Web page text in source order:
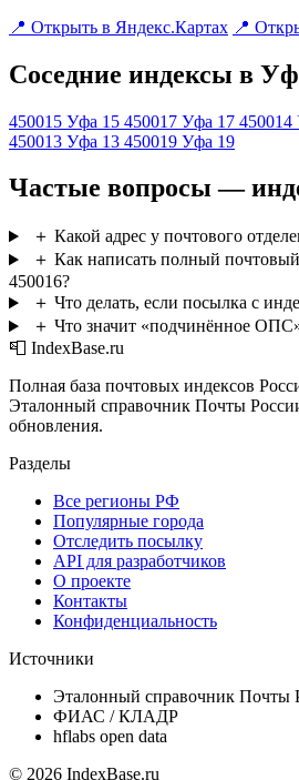
📍 Открыть в Яндекс.Картах 📍
Соседние индексы в
450015 Уфа 15 450017 Уфа 17 450014
450013 Уфа 13 450019 Уфа 19
Частые вопросы —
＋ Какой адрес у почтового
＋ Как написать полный
450016?
＋ Что делать, если посылка с
＋ Что значит «подчинённое
📮 IndexBase.ru
Полная база почтовых индексов
Эталонный справочник Почты
обновления.
Разделы
Все регионы РФ
Популярные города
Отследить посылку
API для разработчиков
О проекте
Контакты
Конфиденциальность
Источники
Эталонный справочник Почты
ФИАС / КЛАДР
hflabs open data
© 2026 IndexBase.ru